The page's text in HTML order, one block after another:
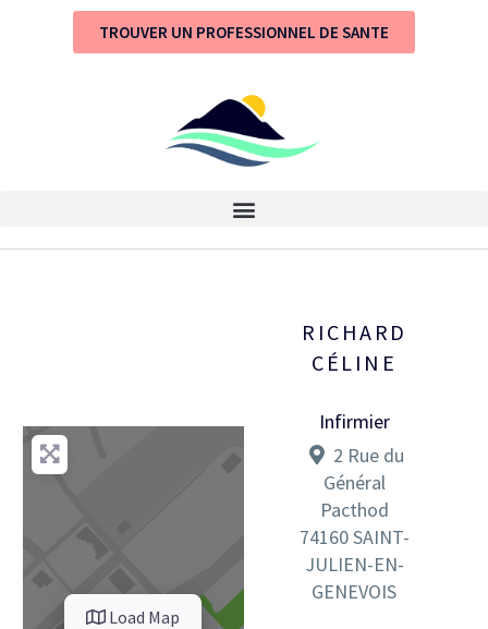
TROUVER UN PROFESSIONNEL DE SANTE
Load Map
RICHARD
CÉLINE
Infirmier
2 Rue du
Général
Pacthod
74160SAINT-
JULIEN-EN-
GENEVOIS